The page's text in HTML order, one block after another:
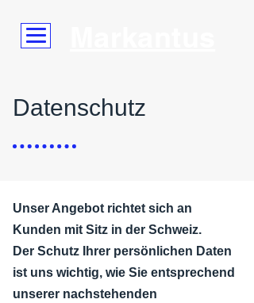
Datenschutz
Unser Angebot richtet sich an
Kunden mit Sitz in der Schweiz.
Der Schutz Ihrer persönlichen Daten
ist uns wichtig, wie Sie entsprechend
unserer nachstehenden